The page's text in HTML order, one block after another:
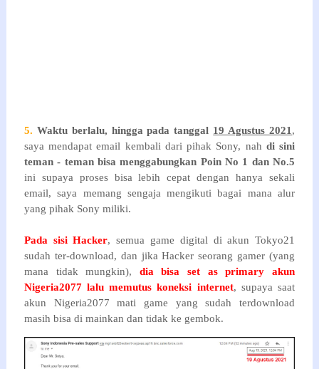
5. Waktu berlalu, hingga pada tanggal 19 Agustus 2021 ,
saya mendapat email kembali dari pihak Sony, nah di sini
teman - teman bisa menggabungkan Poin No 1 dan No.5
ini supaya proses bisa lebih cepat dengan hanya sekali
email, saya memang sengaja mengikuti bagai mana alur
yang pihak Sony miliki.
Pada sisi Hacker, semua game digital di akun Tokyo21
sudah ter-download, dan jika Hacker seorang gamer (yang
mana tidak mungkin), dia bisa set as primary akun
Nigeria2077 lalu memutus koneksi internet, supaya saat
akun Nigeria2077 mati game yang sudah terdownload
masih bisa di mainkan dan tidak ke gembok.